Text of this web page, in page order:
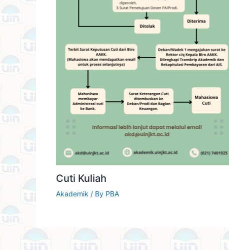
Cuti Kuliah
Akademik / By PBA